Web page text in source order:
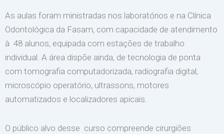
As aulas foram ministradas nos laboratórios e na Clínica
Odontológica da Fasam, com capacidade de atendimento
à 48 alunos, equipada com estações de trabalho
individual. A área dispõe ainda, de tecnologia de ponta
com tomografia computadorizada, radiografia digital,
microscópio operatório, ultrassons, motores
automatizados e localizadores apicais.
O público alvo desse curso compreende cirurgiões